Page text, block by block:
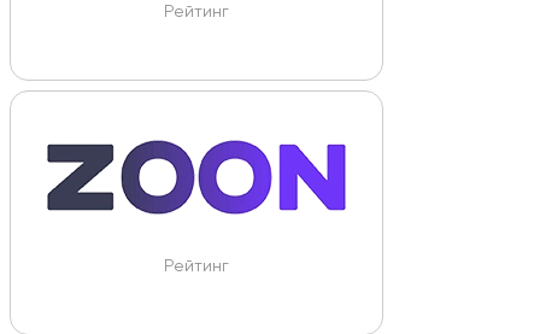
Рейтинг
Рейтинг